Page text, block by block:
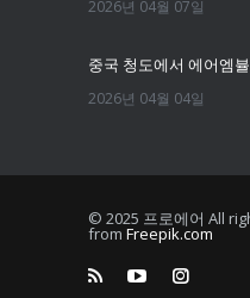
2026년 04월 07일
중국 청도에서 에어엠
2026년 04월 04일
한국에서 뉴욕까지 치매
2026년 03월 16일
© 2025 프로에어 All
from Freepik.com